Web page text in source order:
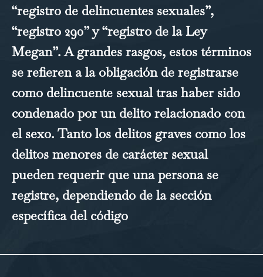
“registro de delincuentes sexuales”,
“registro 290” y “registro de la Ley
Megan”. A grandes rasgos, estos términos
se refieren a la obligación de registrarse
como delincuente sexual tras haber sido
condenado por un delito relacionado con
el sexo. Tanto los delitos graves como los
delitos menores de carácter sexual
pueden requerir que una persona se
registre, dependiendo de la sección
específica del código